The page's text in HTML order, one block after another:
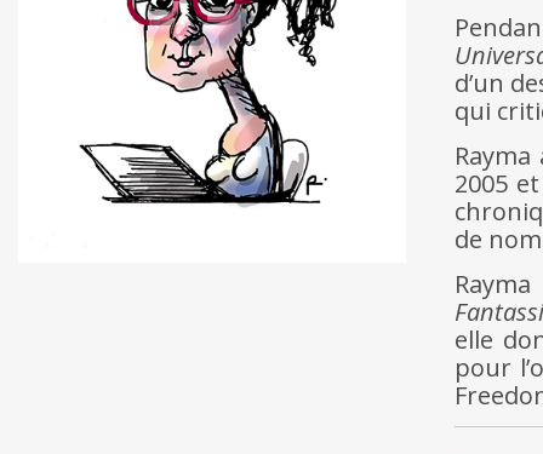
d’un
qui
2005
de
elle
pour